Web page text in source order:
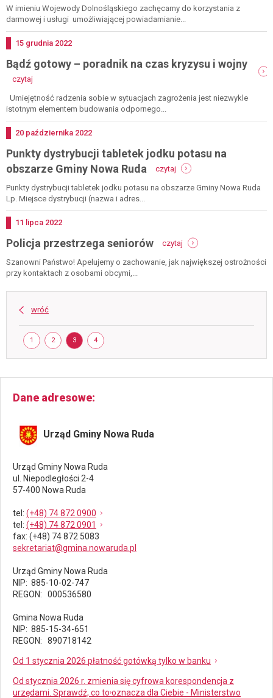
system
ostrzegania
W imieniu Wojewody Dolnośląskiego zachęcamy do korzystania z
darmowej i usługi umożliwiającej powiadamianie...
Dodano
15 grudnia 2022
Bądź gotowy – poradnik na czas kryzysu i wojny
czytaj
gotowy
–
na
kryzysu
wojny
Umiejętność radzenia sobie w sytuacjach zagrożenia jest niezwykle
istotnym elementem budowania odpornego...
Dodano
20 października 2022
Punkty dystrybucji tabletek jodku potasu na
obszarze Gminy Nowa Ruda
czytaj
punkty
dystrybucji
obszarze
nowa
Punkty dystrybucji tabletek jodku potasu na obszarze Gminy Nowa Ruda
Lp. Miejsce dystrybucji (nazwa i adres...
Dodano
11 lipca 2022
Policja przestrzega seniorów czytaj
policja
przestrzega
Szanowni Państwo! Apelujemy o zachowanie, jak największej ostrożności
przy kontaktach z osobami obcymi,...
wróć
StronaSTRONA
1 STRONA
2 STRONA
3 STRONA
4
Dane adresowe
Urząd Gminy Nowa Ruda
Urząd Gminy Nowa Ruda
ul. Niepodległości 2-4
57-400 Nowa Ruda
tel : (+48) 74 872 0900
tel : (+48) 74 872 0901
fax: (+48) 74 872 5083
sekretariat@gmina.nowaruda.pl
Urząd Gminy Nowa Ruda
NIP: 885-10-02-747
REGON: 000536580
Gmina Nowa Ruda
NIP: 885-15-34-651
REGON: 890718142
Od 1 stycznia 2026 płatność gotówką tylko w banku
Od stycznia 2026 r. zmienia się cyfrowa korespondencja z
urzędami. Sprawdź, co to oznacza dla Ciebie - Ministerstwo